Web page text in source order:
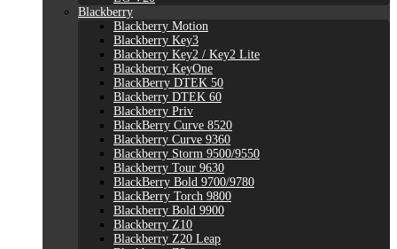
Blackberry
Blackberry Motion
Blackberry Key3
Blackberry Key2 / Key2 Lite
Blackberry KeyOne
BlackBerry DTEK 50
Blackberry DTEK 60
Blackberry Priv
BlackBerry Curve 8520
Blackberry Curve 9360
Blackberry Storm 9500/9550
Blackberry Tour 9630
BlackBerry Bold 9700/9780
BlackBerry Torch 9800
Blackberry Bold 9900
Blackberry Z10
Blackberry Z20 Leap